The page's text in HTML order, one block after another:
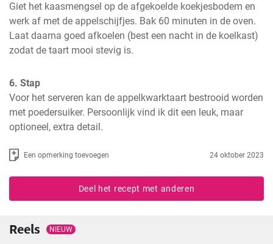
Giet het kaasmengsel op de afgekoelde koekjesbodem en
werk af met de appelschijfjes. Bak 60 minuten in de oven.
Laat daarna goed afkoelen (best een nacht in de koelkast)
zodat de taart mooi stevig is.
6. Stap
Voor het serveren kan de appelkwarktaart bestrooid worden
met poedersuiker. Persoonlijk vind ik dit een leuk, maar
optioneel, extra detail.
Een opmerking toevoegen 24 oktober 2023
Deel het recept met anderen
Reels NIEUW